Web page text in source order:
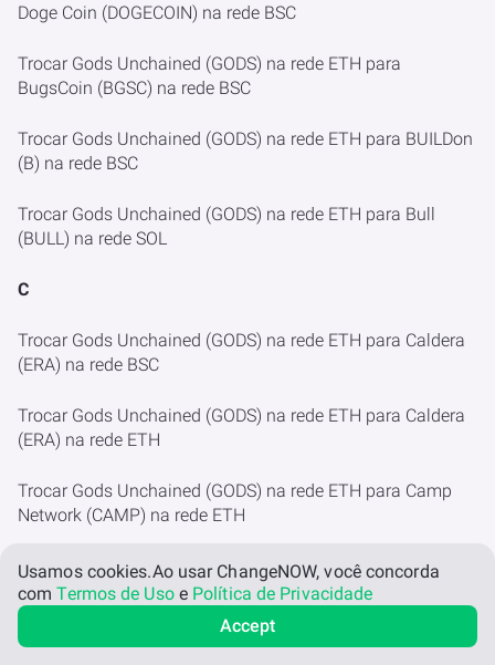
Doge Coin (DOGECOIN) na rede BSC
Trocar Gods Unchained (GODS) na rede ETH para
BugsCoin (BGSC) na rede BSC
Trocar Gods Unchained (GODS) na rede ETH para BUILDon
(B) na rede BSC
Trocar Gods Unchained (GODS) na rede ETH para Bull
(BULL) na rede SOL
C
Trocar Gods Unchained (GODS) na rede ETH para Caldera
(ERA) na rede BSC
Trocar Gods Unchained (GODS) na rede ETH para Caldera
(ERA) na rede ETH
Trocar Gods Unchained (GODS) na rede ETH para Camp
Network (CAMP) na rede ETH
Trocar Gods Unchained (GODS) na rede ETH para Canton
(CC) na rede CANTON
Trocar Gods Unchained (GODS) na rede ETH para Cap
Usamos cookies.Ao usar ChangeNOW, você concorda
comTermos de Usoe Política de Privacidade
Accept